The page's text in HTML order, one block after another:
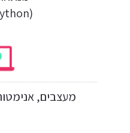
(SQL / Python)
מעצבים,